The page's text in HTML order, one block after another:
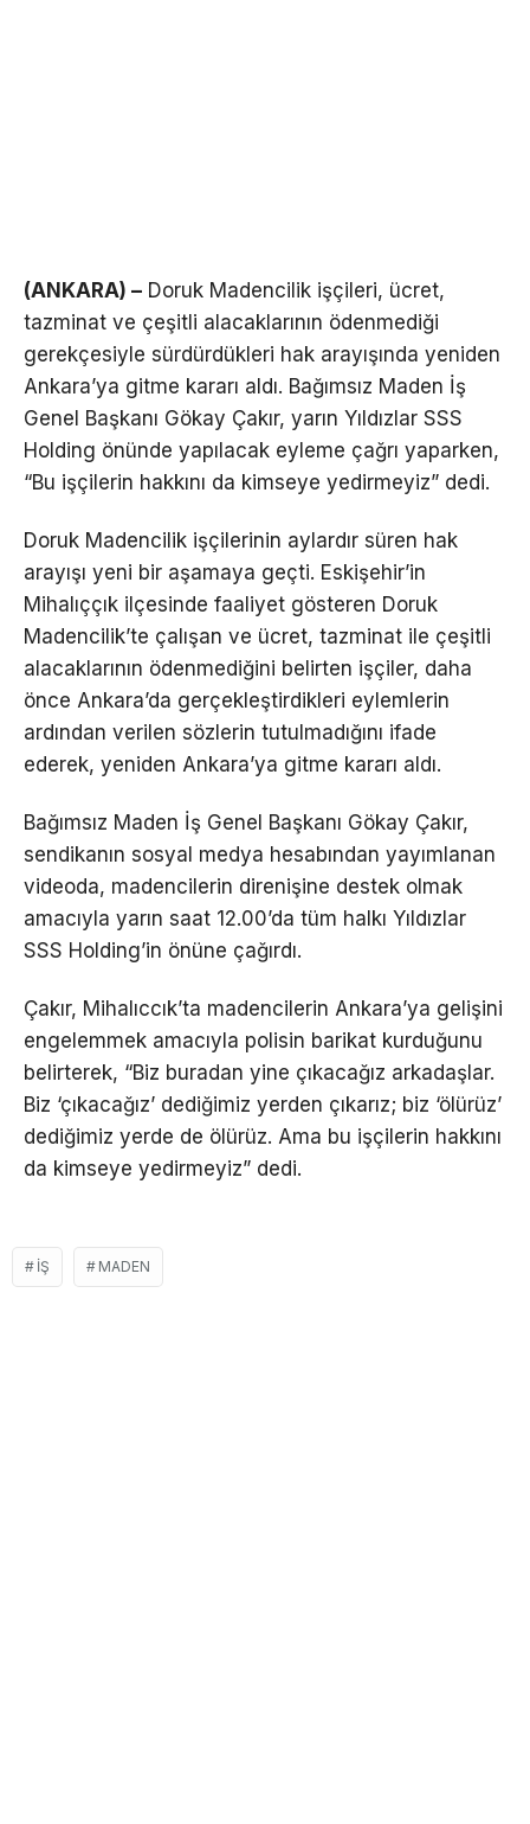
(ANKARA) – Doruk Madencilik işçileri, ücret,
tazminat ve çeşitli alacaklarının ödenmediği
gerekçesiyle sürdürdükleri hak arayışında yeniden
Ankara’ya gitme kararı aldı. Bağımsız Maden İş
Genel Başkanı Gökay Çakır, yarın Yıldızlar SSS
Holding önünde yapılacak eyleme çağrı yaparken,
“Bu işçilerin hakkını da kimseye yedirmeyiz” dedi.
Doruk Madencilik işçilerinin aylardır süren hak
arayışı yeni bir aşamaya geçti. Eskişehir’in
Mihalıççık ilçesinde faaliyet gösteren Doruk
Madencilik’te çalışan ve ücret, tazminat ile çeşitli
alacaklarının ödenmediğini belirten işçiler, daha
önce Ankara’da gerçekleştirdikleri eylemlerin
ardından verilen sözlerin tutulmadığını ifade
ederek, yeniden Ankara’ya gitme kararı aldı.
Bağımsız Maden İş Genel Başkanı Gökay Çakır,
sendikanın sosyal medya hesabından yayımlanan
videoda, madencilerin direnişine destek olmak
amacıyla yarın saat 12.00’da tüm halkı Yıldızlar
SSS Holding’in önüne çağırdı.
Çakır, Mihalıccık’ta madencilerin Ankara’ya gelişini
engelemmek amacıyla polisin barikat kurduğunu
belirterek, “Biz buradan yine çıkacağız arkadaşlar.
Biz ‘çıkacağız’ dediğimiz yerden çıkarız; biz ‘ölürüz’
dediğimiz yerde de ölürüz. Ama bu işçilerin hakkını
da kimseye yedirmeyiz” dedi.
IŞ MADEN